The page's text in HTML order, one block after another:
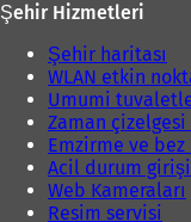
Şehir Hizmetleri
Şehir haritası
WLAN etkin
Umumi
Zaman
Emzirme ve
Acil durum
Web Kameraları
Resim servisi